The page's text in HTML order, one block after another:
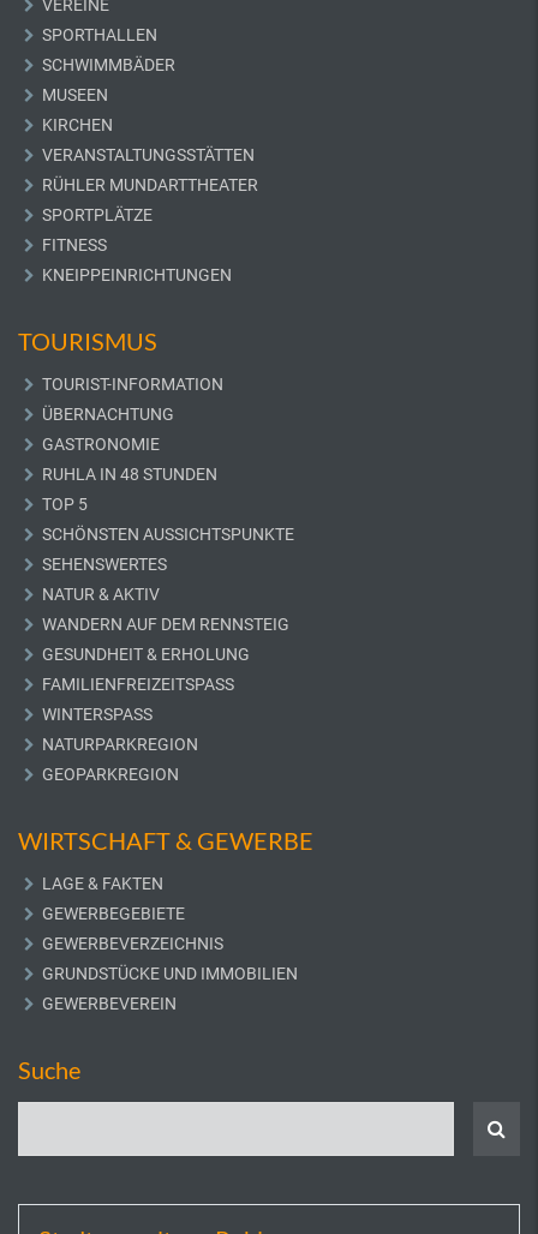
VEREINE
SPORTHALLEN
SCHWIMMBÄDER
MUSEEN
KIRCHEN
VERANSTALTUNGSSTÄTTEN
RÜHLER MUNDARTTHEATER
SPORTPLÄTZE
FITNESS
KNEIPPEINRICHTUNGEN
TOURISMUS
TOURIST-INFORMATION
ÜBERNACHTUNG
GASTRONOMIE
RUHLA IN 48 STUNDEN
TOP 5
SCHÖNSTEN AUSSICHTSPUNKTE
SEHENSWERTES
NATUR & AKTIV
WANDERN AUF DEM RENNSTEIG
GESUNDHEIT & ERHOLUNG
FAMILIENFREIZEITSPASS
WINTERSPASS
NATURPARKREGION
GEOPARKREGION
WIRTSCHAFT & GEWERBE
LAGE & FAKTEN
GEWERBEGEBIETE
GEWERBEVERZEICHNIS
GRUNDSTÜCKE UND IMMOBILIEN
GEWERBEVEREIN
Suche